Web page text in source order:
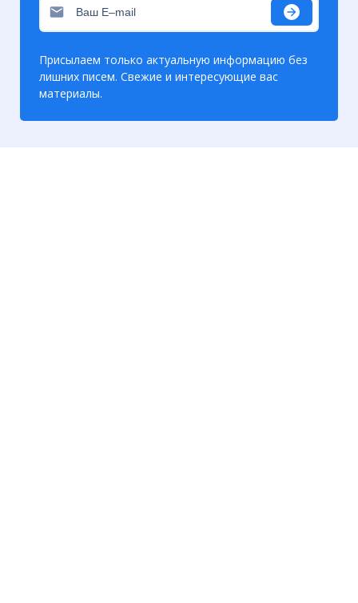
Присылаем только актуальную информацию без
лишних писем. Свежие и интересующие вас
материалы.